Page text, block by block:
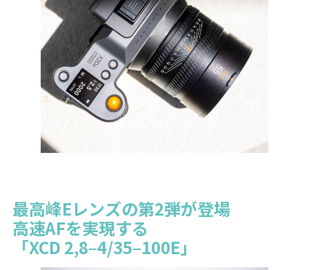
最高峰Eレンズの第2弾が登場
高速AFを実現する
「XCD 2,8–4/35–100E」